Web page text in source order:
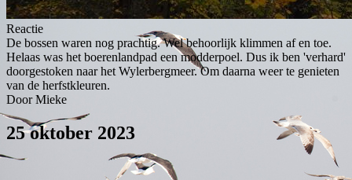
Reactie
De bossen waren nog prachtig. Wel behoorlijk klimmen af en toe.
Helaas was het boerenlandpad een modderpoel. Dus ik ben 'verhard'
doorgestoken naar het Wylerbergmeer. Om daarna weer te genieten
van de herfstkleuren.
Door Mieke
25 oktober 2023